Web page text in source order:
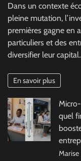
Dans un contexte
pleine mutation,
premières gagne en
particuliers et des
diversifier leur
En savoir plus
quel
Marise